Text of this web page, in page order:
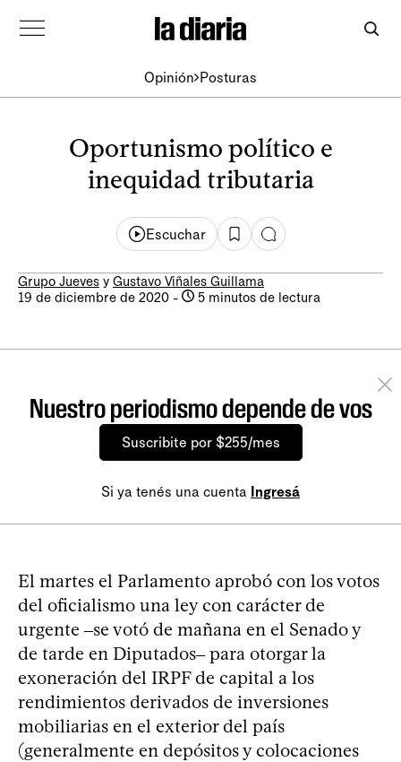
Opinión Posturas
Oportunismo político e
inequidad tributaria
Escuchar
Grupo Jueves y Gustavo Viñales Guillama
19 de diciembre de 2020 - 5 minutos de lectura
Nuestro periodismo depende de vos
Suscribite por $255/mes
Si ya tenés una cuenta Ingresá
El martes el Parlamento aprobó con los votos
del oficialismo una ley con carácter de
urgente ‒se votó de mañana en el Senado y
de tarde en Diputados‒ para otorgar la
exoneración del IRPF de capital a los
rendimientos derivados de inversiones
mobiliarias en el exterior del país
(generalmente en depósitos y colocaciones